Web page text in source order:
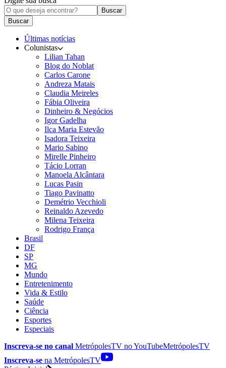
Buscar
Buscar
Últimas notícias
Colunistas
Lilian Tahan
Blog do Noblat
Carlos Carone
Andreza Matais
Claudia Meireles
Fábia Oliveira
Dinheiro & Negócios
Igor Gadelha
Ilca Maria Estevão
Isadora Teixeira
Mario Sabino
Mirelle Pinheiro
Tácio Lorran
Manoela Alcântara
Lucas Pasin
Tiago Pavinatto
Demétrio Vecchioli
Reinaldo Azevedo
Milena Teixeira
Rodrigo França
Brasil
DF
SP
MG
Mundo
Entretenimento
Vida & Estilo
Saúde
Ciência
Esportes
Especiais
Inscreva-se no canal MetrópolesTV noYouTubeMetrópolesTV
Inscreva-se na MetrópolesTV